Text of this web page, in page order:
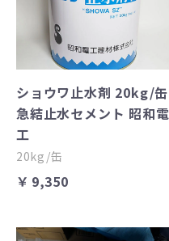
ショウワ止水剤 20kg/缶
急結止水セメント 昭和電
工
20kg/缶
￥9,350